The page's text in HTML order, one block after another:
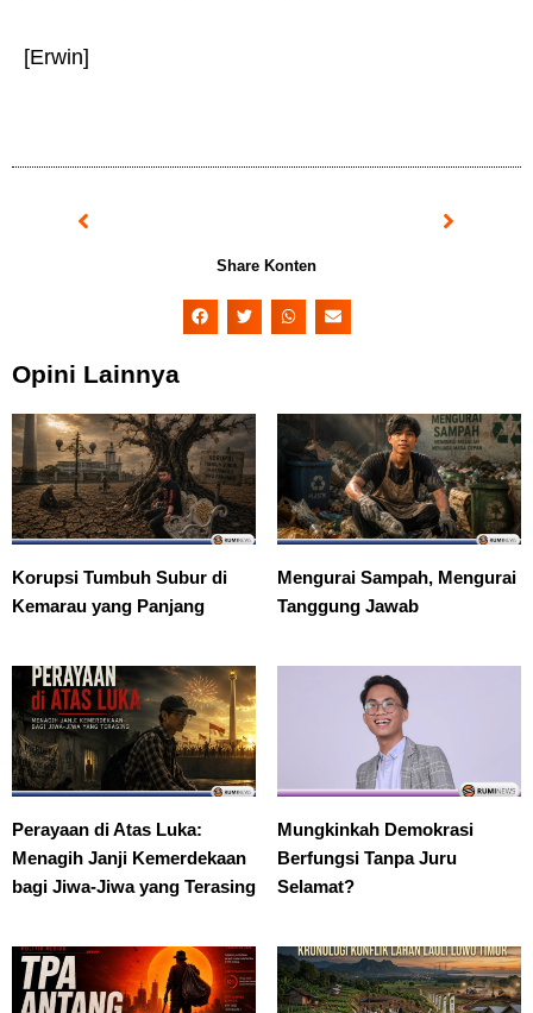
[Erwin]
Prev Next
Share Konten
Opini Lainnya
Korupsi Tumbuh Subur di
Kemarau yang Panjang
Mengurai Sampah, Mengurai
Tanggung Jawab
Perayaan di Atas Luka:
Menagih Janji Kemerdekaan
bagi Jiwa-Jiwa yang Terasing
Mungkinkah Demokrasi
Berfungsi Tanpa Juru
Selamat?